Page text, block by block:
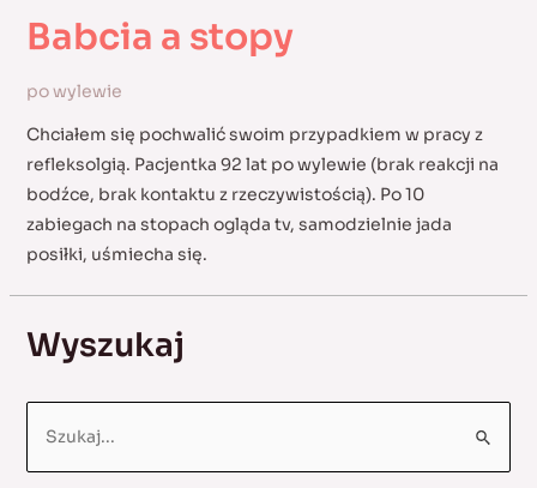
Babcia a stopy
po wylewie
Chciałem się pochwalić swoim przypadkiem w pracy z
refleksolgią. Pacjentka 92 lat po wylewie (brak reakcji na
bodźce, brak kontaktu z rzeczywistością). Po 10
zabiegach na stopach ogląda tv, samodzielnie jada
posiłki, uśmiecha się.
Wyszukaj